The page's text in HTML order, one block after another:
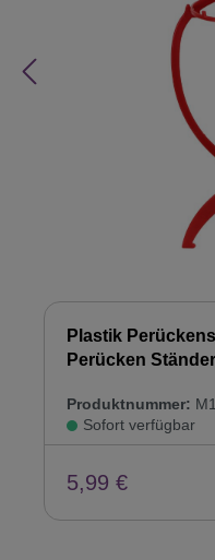
Plastik
Perücken
Produktnummer:
Sofort verfügbar
5,99 €